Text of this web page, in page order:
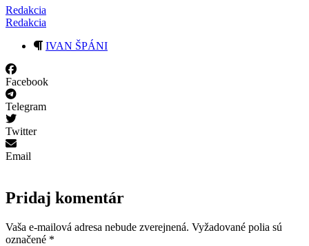
Redakcia
Redakcia
IVAN ŠPÁNI
Facebook
Telegram
Twitter
Email
Pridaj komentár
Vaša e-mailová adresa nebude zverejnená. Vyžadované polia sú
označené *